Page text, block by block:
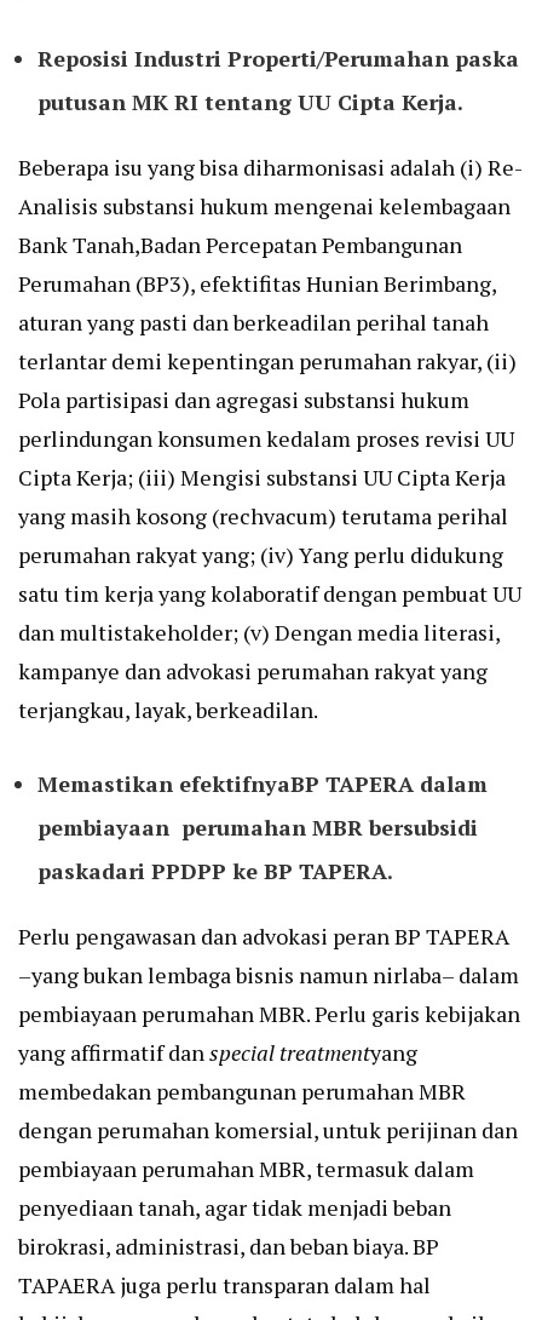
Reposisi Industri Properti/Perumahan paska
putusan MK RI tentang UU Cipta Kerja.
Beberapa isu yang bisa diharmonisasi adalah (i) Re-
Analisis substansi hukum mengenai kelembagaan
Bank Tanah,Badan Percepatan Pembangunan
Perumahan (BP3), efektifitas Hunian Berimbang,
aturan yang pasti dan berkeadilan perihal tanah
terlantar demi kepentingan perumahan rakyar, (ii)
Pola partisipasi dan agregasi substansi hukum
perlindungan konsumen kedalam proses revisi UU
Cipta Kerja; (iii) Mengisi substansi UU Cipta Kerja
yang masih kosong (rechvacum) terutama perihal
perumahan rakyat yang; (iv) Yang perlu didukung
satu tim kerja yang kolaboratif dengan pembuat UU
dan multistakeholder; (v) Dengan media literasi,
kampanye dan advokasi perumahan rakyat yang
terjangkau, layak, berkeadilan.
Memastikan efektifnyaBP TAPERA dalam
pembiayaan perumahan MBR bersubsidi
paskadari PPDPP ke BP TAPERA.
Perlu pengawasan dan advokasi peran BP TAPERA
–yang bukan lembaga bisnis namun nirlaba– dalam
pembiayaan perumahan MBR. Perlu garis kebijakan
yang affirmatif danspecial treatmentyang
membedakan pembangunan perumahan MBR
dengan perumahan komersial, untuk perijinan dan
pembiayaan perumahan MBR, termasuk dalam
penyediaan tanah, agar tidak menjadi beban
birokrasi, administrasi, dan beban biaya. BP
TAPAERA juga perlu transparan dalam hal